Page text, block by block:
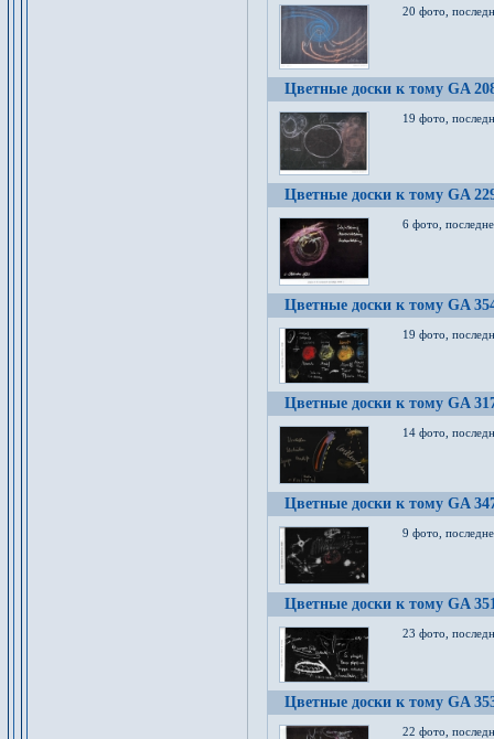
20 фото,
Цветные доски к тому GA
19 фото,
Цветные доски к тому GA
6 фото,
Цветные доски к тому GA
19 фото,
Цветные доски к тому GA
14 фото,
Цветные доски к тому GA
9 фото,
Цветные доски к тому GA
23 фото,
Цветные доски к тому GA
22 фото,